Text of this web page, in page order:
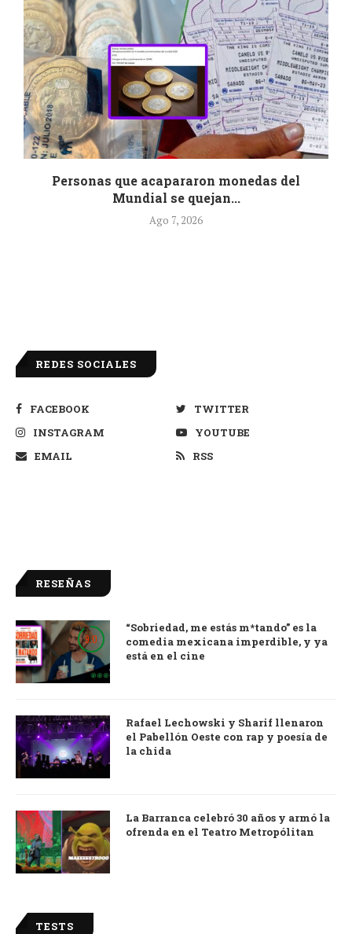
Personas que acapararon monedas del
Mundial se quejan...
Ago 7, 2026
REDES SOCIALES
FACEBOOK
TWITTER
INSTAGRAM
YOUTUBE
EMAIL
RSS
RESEÑAS
9.0
“Sobriedad, me estás m*tando” es la
comedia mexicana imperdible, y ya
está en el cine
Rafael Lechowski y Sharif llenaron
el Pabellón Oeste con rap y poesía de
la chida
La Barranca celebró 30 años y armó la
ofrenda en el Teatro Metropólitan
TESTS